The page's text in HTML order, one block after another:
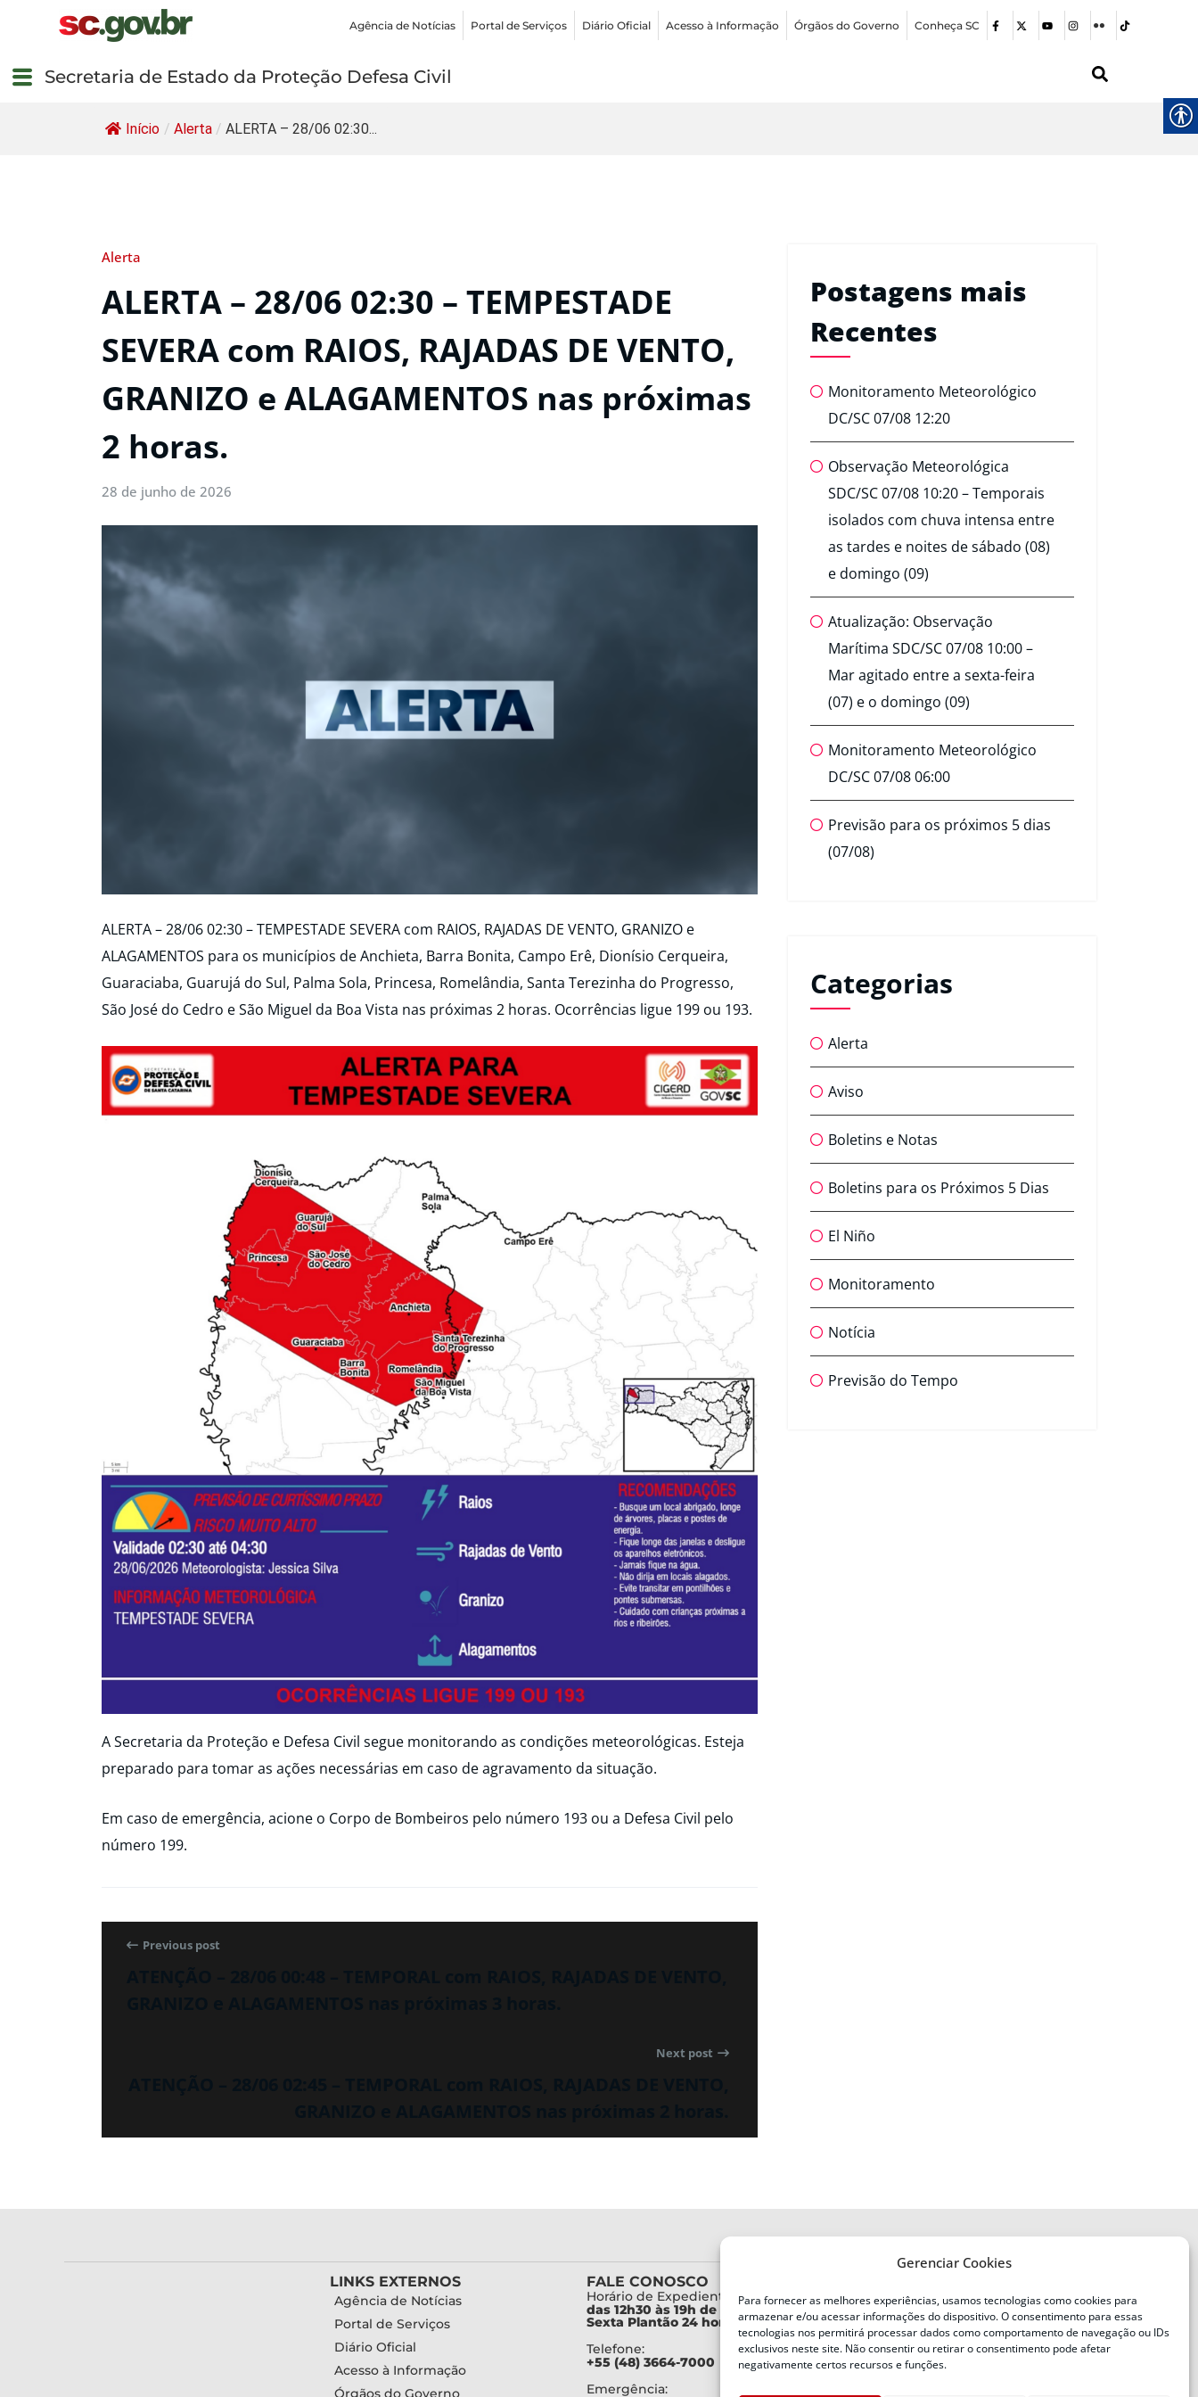
Gerenciar Cookies
Para fornecer as melhores experiências, usamos tecnologias como cookies para
armazenar e/ou acessar informações do dispositivo. O consentimento para essas
tecnologias nos permitirá processar dados como comportamento de navegação ou IDs
exclusivos neste site. Não consentir ou retirar o consentimento pode afetar
negativamente certos recursos e funções.
Agência de Notícias Portal de Serviços Diário Oficial Acesso à Informação Órgãos do Governo Conheça SC
Secretaria de Estado da Proteção Defesa Civil
Início / Alerta / ALERTA – 28/06 02:30...
Alerta
ALERTA – 28/06 02:30 – TEMPESTADE
SEVERA com RAIOS, RAJADAS DE VENTO,
GRANIZO e ALAGAMENTOS nas próximas
2 horas.
28 de junho de 2026
ALERTA – 28/06 02:30 – TEMPESTADE SEVERA com RAIOS, RAJADAS DE VENTO, GRANIZO e
ALAGAMENTOS para os municípios de Anchieta, Barra Bonita, Campo Erê, Dionísio Cerqueira,
Guaraciaba, Guarujá do Sul, Palma Sola, Princesa, Romelândia, Santa Terezinha do Progresso,
São José do Cedro e São Miguel da Boa Vista nas próximas 2 horas. Ocorrências ligue 199 ou 193.
A Secretaria da Proteção e Defesa Civil segue monitorando as condições meteorológicas. Esteja
preparado para tomar as ações necessárias em caso de agravamento da situação.
Em caso de emergência, acione o Corpo de Bombeiros pelo número 193 ou a Defesa Civil pelo
número 199.
Previous post
Next post
Postagens mais
Recentes
Monitoramento Meteorológico
DC/SC 07/08 12:20
Observação Meteorológica
SDC/SC 07/08 10:20 – Temporais
isolados com chuva intensa entre
as tardes e noites de sábado (08)
e domingo (09)
Atualização: Observação
Marítima SDC/SC 07/08 10:00 –
Mar agitado entre a sexta-feira
(07) e o domingo (09)
Monitoramento Meteorológico
DC/SC 07/08 06:00
Previsão para os próximos 5 dias
(07/08)
Categorias
Alerta
Aviso
Boletins e Notas
Boletins para os Próximos 5 Dias
El Niño
Monitoramento
Notícia
Previsão do Tempo
LINKS EXTERNOS
Agência de Notícias
Portal de Serviços
Diário Oficial
Acesso à Informação
Órgãos do Governo
FALE CONOSCO
Horário de Expediente:
das 12h30 às 19h de Segunda a
Sexta Plantão 24 horas diariamente
Telefone:
+55 (48) 3664-7000
Emergência:
Defesa Civil do Estado de Santa
Catarina
Av. Ivo Silveira, nº 2320
Bairro:
Capoeiras, Florianópolis, SC